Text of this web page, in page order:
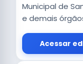
Municipal de
e demais
Acessar